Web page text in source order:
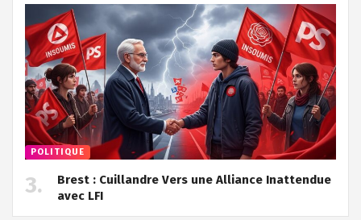
POLITIQUE
Brest : Cuillandre Vers une Alliance Inattendue
avec LFI